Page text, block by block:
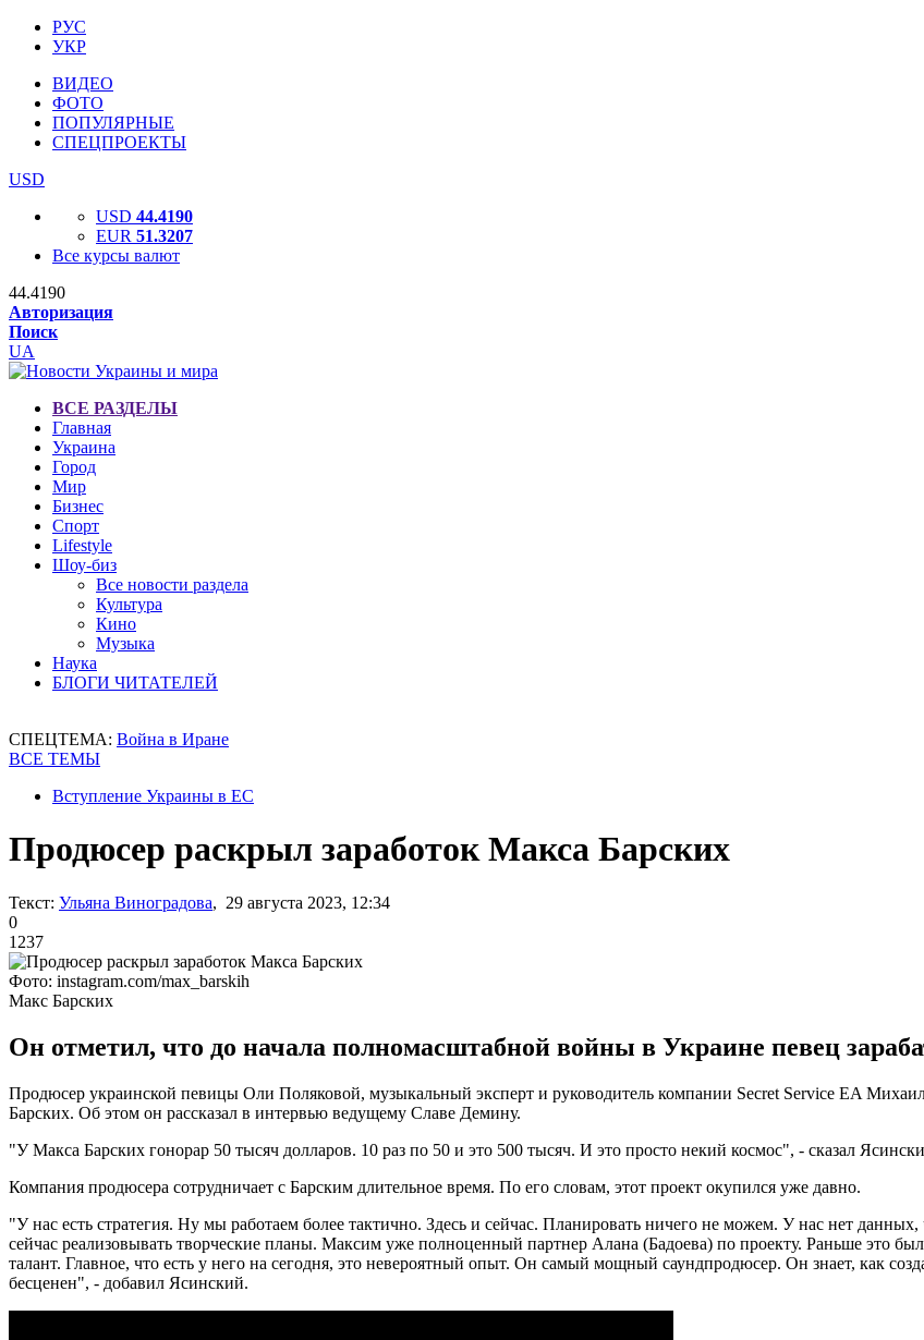
РУС
УКР
ВИДЕО
ФОТО
ПОПУЛЯРНЫЕ
СПЕЦПРОЕКТЫ
USD
USD 44.4190
EUR 51.3207
Все курсы валют
44.4190
Авторизация
Поиск
UA
ВСЕ РАЗДЕЛЫ
Главная
Украина
Город
Мир
Бизнес
Спорт
Lifestyle
Шоу-биз
Все новости раздела
Культура
Кино
Музыка
Наука
БЛОГИ ЧИТАТЕЛЕЙ
СПЕЦТЕМА: Война в Иране
ВСЕ ТЕМЫ
Вступление Украины в ЕС
Продюсер раскрыл заработок Макса Барских
Текст: Ульяна Виноградова, 29 августа 2023, 12:34
0
1237
Фото: instagram.com/max_barskih
Макс Барских
Он отметил, что до начала полномасштабной войны в Украине певец
Продюсер украинской певицы Оли Поляковой, музыкальный эксперт и руководитель компании Secret Service EA
Барских. Об этом он рассказал в интервью ведущему Славе Демину.
"У Макса Барских гонорар 50 тысяч долларов. 10 раз по 50 и это 500 тысяч. И это просто некий космос", - сказал
Компания продюсера сотрудничает с Барским длительное время. По его словам, этот проект окупился уже давно.
"У нас есть стратегия. Ну мы работаем более тактично. Здесь и сейчас. Планировать ничего не можем. У нас нет
сейчас реализовывать творческие планы. Максим уже полноценный партнер Алана (Бадоева) по проекту. Раньше это
талант. Главное, что есть у него на сегодня, это невероятный опыт. Он самый мощный саундпродюсер. Он знает, как
бесценен", - добавил Ясинский.